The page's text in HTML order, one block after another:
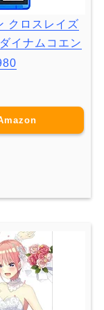
クロスレイズ
イナムコエン